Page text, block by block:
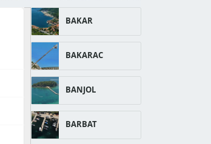
BAKAR
BAKARAC
BANJOL
BARBAT